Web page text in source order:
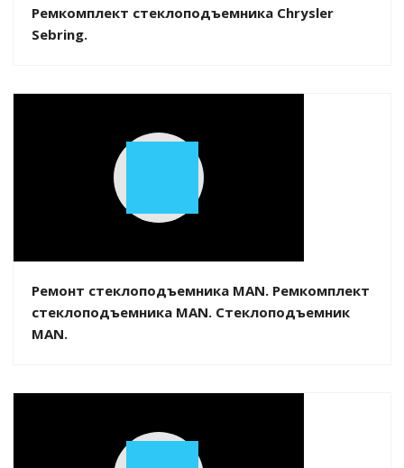
Ремкомплект стеклоподъемника Chrysler
Sebring.
Play
Ремонт стеклоподъемника MAN. Ремкомплект
стеклоподъемника MAN. Стеклоподъемник
MAN.